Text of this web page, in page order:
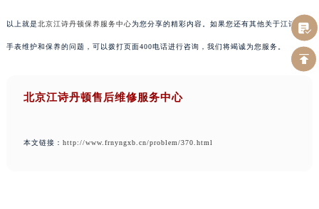
以上就是北京江诗丹顿保养服务中心为您分享的精彩内容。如果您还有其他关于江诗丹顿
手表维护和保养的问题，可以拨打页面400电话进行咨询，我们将竭诚为您服务。
北京江诗丹顿售后维修服务中心
本文链接： http://www.frnyngxb.cn/problem/370.html